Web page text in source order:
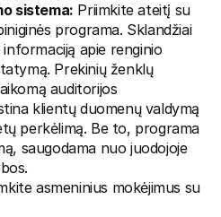
sistema: Priimkite ateitį su
programa. Sklandžiai
apie renginio
Prekinių ženklų
auditorijos
klientų duomenų valdymą
perkėlimą. Be to, programa
saugodama nuo juodojoje
Priimkite asmeninius mokėjimus su